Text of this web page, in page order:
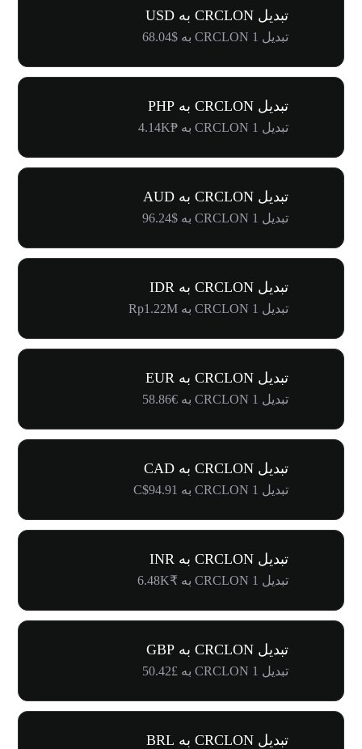
تبدیل CRCLON به USD
تبدیل 1 CRCLON به $68.04
تبدیل CRCLON به PHP
تبدیل 1 CRCLON به ₱4.14K
تبدیل CRCLON به AUD
تبدیل 1 CRCLON به $96.24
تبدیل CRCLON به IDR
تبدیل 1 CRCLON به Rp1.22M
تبدیل CRCLON به EUR
تبدیل 1 CRCLON به €58.86
تبدیل CRCLON به CAD
تبدیل 1 CRCLON به C$94.91
تبدیل CRCLON به INR
تبدیل 1 CRCLON به ₹6.48K
تبدیل CRCLON به GBP
تبدیل 1 CRCLON به £50.42
تبدیل CRCLON به BRL